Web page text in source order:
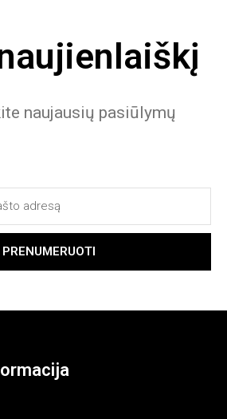
naujausių pasiūlymų
PRENUMERUOTI